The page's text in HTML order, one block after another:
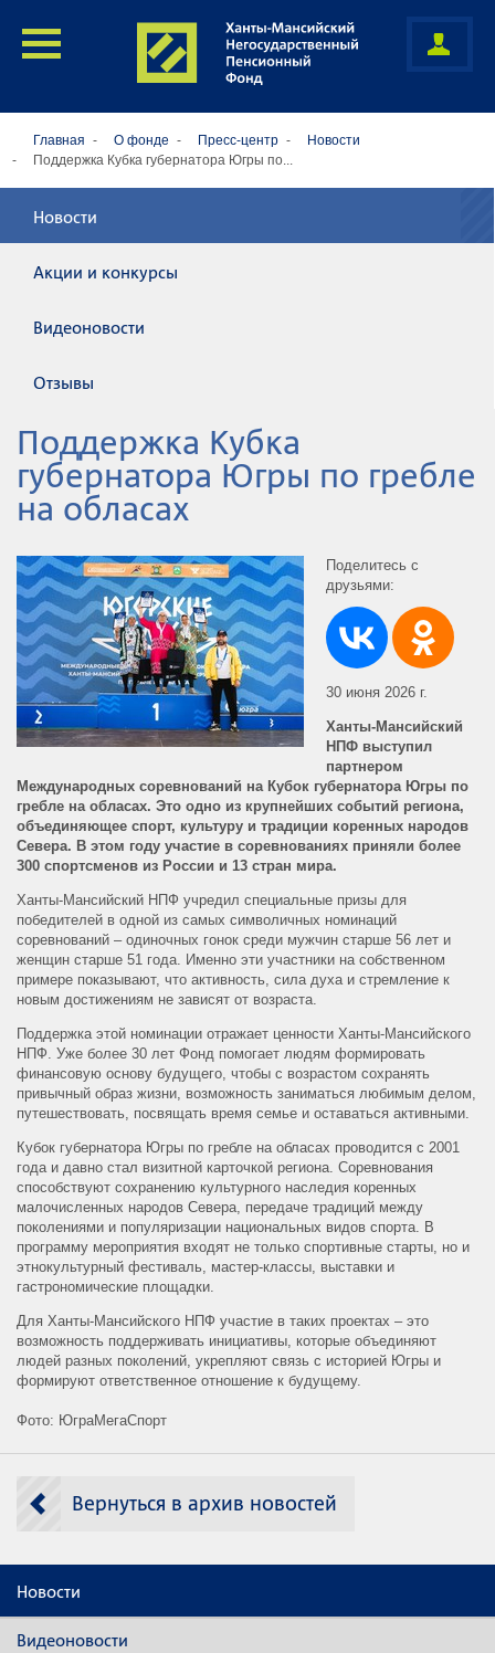
Главная О фонде Пресс-центр
Новости
Поддержка Кубка губернатора Югры по...
Новости
Акции и конкурсы
Видеоновости
Отзывы
Поддержка Кубка
губернатора Югры по гребле
на обласах
Поделитесь с
друзьями:
30 июня 2026 г.
Ханты-Мансийский
НПФ выступил
партнером
Международных соревнований на Кубок губернатора Югры по
гребле на обласах. Это одно из крупнейших событий региона,
объединяющее спорт, культуру и традиции коренных народов
Севера. В этом году участие в соревнованиях приняли более
300 спортсменов из России и 13 стран мира.
Ханты-Мансийский НПФ учредил специальные призы для
победителей в одной из самых символичных номинаций
соревнований – одиночных гонок среди мужчин старше 56 лет и
женщин старше 51 года. Именно эти участники на собственном
примере показывают, что активность, сила духа и стремление к
новым достижениям не зависят от возраста.
Поддержка этой номинации отражает ценности Ханты-Мансийского
НПФ. Уже более 30 лет Фонд помогает людям формировать
финансовую основу будущего, чтобы с возрастом сохранять
привычный образ жизни, возможность заниматься любимым делом,
путешествовать, посвящать время семье и оставаться активными.
Кубок губернатора Югры по гребле на обласах проводится с 2001
года и давно стал визитной карточкой региона. Соревнования
способствуют сохранению культурного наследия коренных
малочисленных народов Севера, передаче традиций между
поколениями и популяризации национальных видов спорта. В
программу мероприятия входят не только спортивные старты, но и
этнокультурный фестиваль, мастер-классы, выставки и
гастрономические площадки.
Для Ханты-Мансийского НПФ участие в таких проектах – это
возможность поддерживать инициативы, которые объединяют
людей разных поколений, укрепляют связь с историей Югры и
формируют ответственное отношение к будущему.
Фото: ЮграМегаСпорт
Вернуться в архив новостей
Новости
Видеоновости